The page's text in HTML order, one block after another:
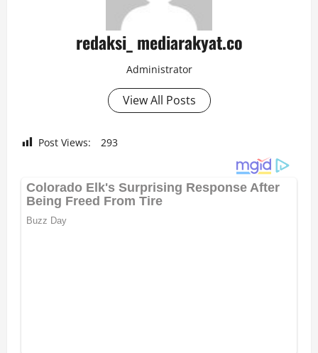
redaksi_ mediarakyat.co
Administrator
View All Posts
Post Views: 293